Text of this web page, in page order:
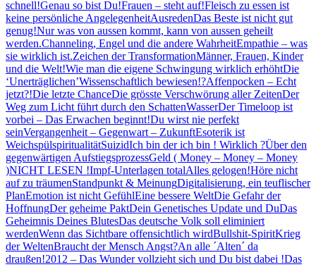
schnell!Genau so bist Du!Frauen – steht auf!Fleisch zu essen ist
keine persönliche AngelegenheitAusredenDas Beste ist nicht gut
genug!Nur was von aussen kommt, kann von aussen geheilt
werden.Channeling, Engel und die andere WahrheitEmpathie – was
sie wirklich ist.Zeichen der TransformationMänner, Frauen, Kinder
und die Welt!Wie man die eigene Schwingung wirklich erhöhtDie
‘Unerträglichen’Wissenschaftlich bewiesen!?Affenpocken – Echt
jetzt?!Die letzte ChanceDie grösste Verschwörung aller ZeitenDer
Weg zum Licht führt durch den SchattenWasserDer Timeloop ist
vorbei – Das Erwachen beginnt!Du wirst nie perfekt
seinVergangenheit – Gegenwart – ZukunftEsoterik ist
WeichspülspiritualitätSuizidIch bin der ich bin ! Wirklich ?Über den
gegenwärtigen AufstiegsprozessGeld ( Money – Money – Money
)NICHT LESEN !Impf-Unterlagen totalAlles gelogen!Höre nicht
auf zu träumenStandpunkt & MeinungDigitalisierung, ein teuflischer
PlanEmotion ist nicht GefühlEine bessere WeltDie Gefahr der
HoffnungDer geheime PaktDein Genetisches Update und DuDas
Geheimnis Deines BlutesDas deutsche Volk soll eliminiert
werdenWenn das Sichtbare offensichtlich wirdBullshit-SpiritKrieg
der WeltenBraucht der Mensch Angst?An alle ´Alten´ da
draußen!2012 – Das Wunder vollzieht sich und Du bist dabei !Das